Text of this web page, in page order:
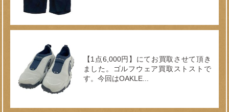
【1点6,000円】にてお買取させて頂き
ました。ゴルフウェア買取ストストで
す。今回はOAKLE...